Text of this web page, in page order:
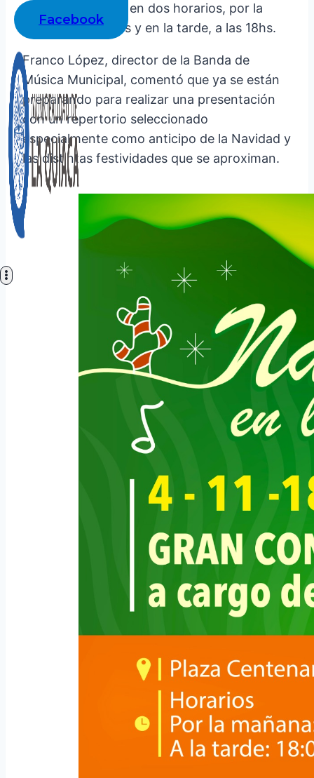
Facebook
y 18 de diciembre en dos horarios, por la
mañana a las 10hs y en la tarde, a las 18hs.
Franco López, director de la Banda de
Música Municipal, comentó que ya se están
preparando para realizar una presentación
con un repertorio seleccionado
especialmente como anticipo de la Navidad y
las distintas festividades que se aproximan.